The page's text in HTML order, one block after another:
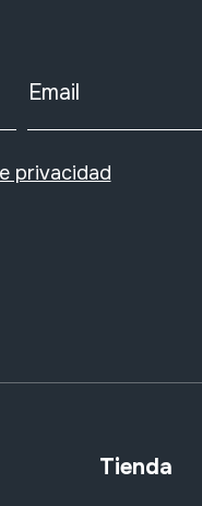
Email
privacidad
Tienda